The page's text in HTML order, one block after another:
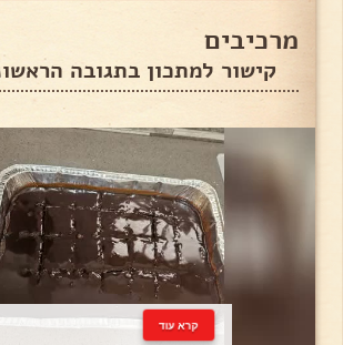
מרכיבים
קישור למתכון בתגובה
קרא עוד